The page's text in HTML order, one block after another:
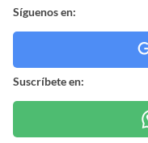
Síguenos en:
Suscríbete en: